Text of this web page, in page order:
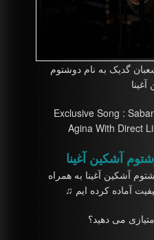
گدیک به نام دوشتوم
Exclusive Song :
Agina With Direct
آشکین آغینا
آشکین آغینا به همراه
آماده کرده ایم ♫
می دهید؟